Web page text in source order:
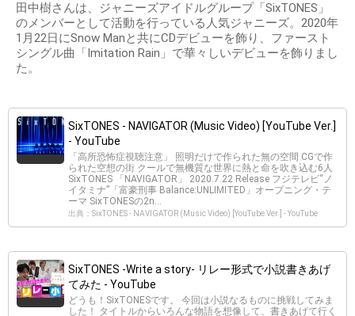
田中樹さんは、ジャニーズアイドルグループ「SixTONES」
のメンバーとして活動を行っている人気ジャニーズ。2020年
1月22日にSnow Manと共にCDデビューを飾り、ファースト
シングル曲「Imitation Rain」で華々しいデビューを飾りまし
た。
SixTONES - NAVIGATOR (Music Video) [YouTube Ver.]
- YouTube
「高所恐怖症視聴注意」 照明だけで作られた無の空間 CGで作
られた空想の街 クールで無機質な世界に熱と命を吹き込む6人
SixTONES 「NAVIGATOR」 2020.7.22 Release フジテレビ“ノ
イタミナ”「富豪刑事 Balance:UNLIMITED」オープニング・テ
ーマ SixTONESの2n...
出典：SixTONES - NAVIGATOR (Music Video) [YouTube Ver.] - YouTube
SixTONES -Write a story- リレー形式で小説書きあげ
てみた - YouTube
どうも！SixTONESです。 今回は小説なるものに挑戦してみま
した！ タイトルからいろんな物語を想像して、書きあげて行く